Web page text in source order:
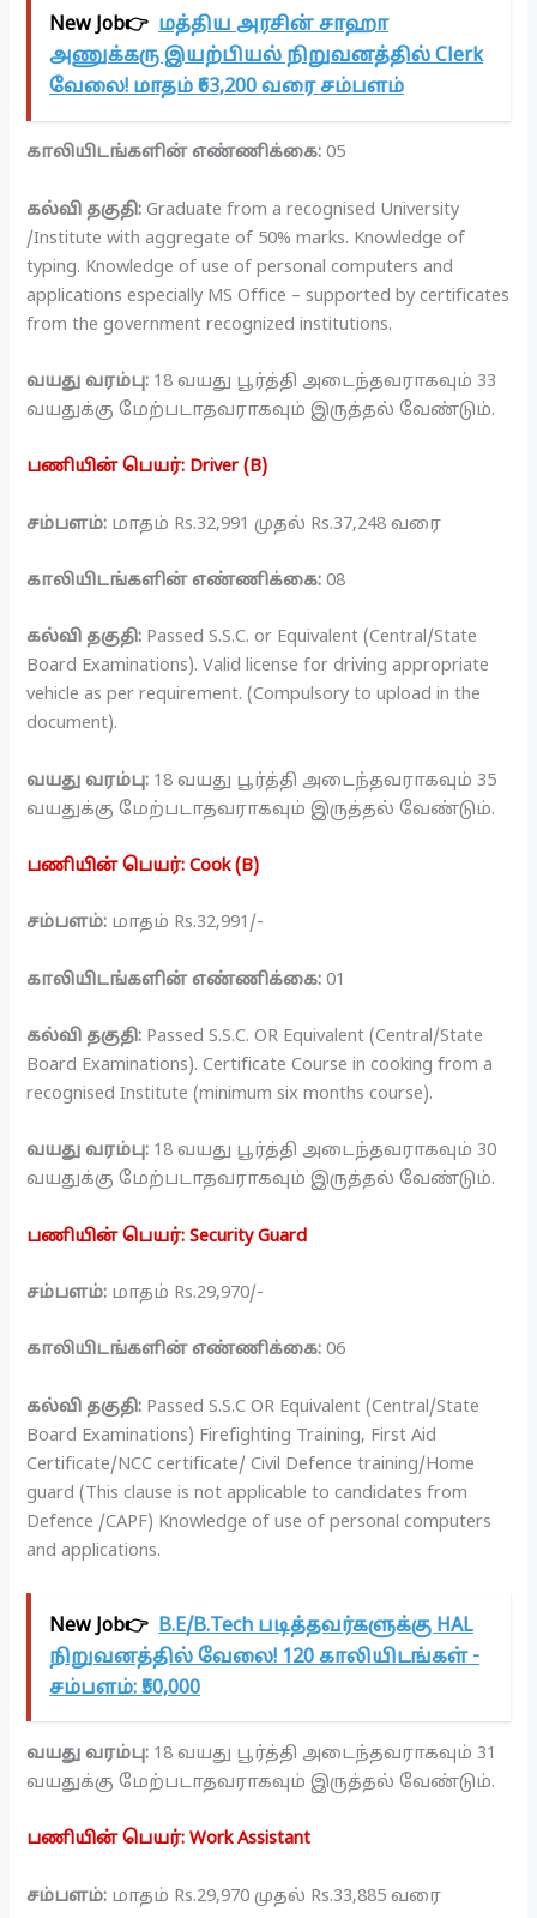
New Job👉 மத்திய அரசின் சாஹா
அணுக்கரு இயற்பியல் நிறுவனத்தில் Clerk
வேலை! மாதம் ₹63,200 வரை சம்பளம்
காலியிடங்களின் எண்ணிக்கை: 05
கல்வி தகுதி: Graduate from a recognised University
/Institute with aggregate of 50% marks. Knowledge of
typing. Knowledge of use of personal computers and
applications especially MS Office – supported by certificates
from the government recognized institutions.
வயது வரம்பு: 18 வயது பூர்த்தி அடைந்தவராகவும் 33
வயதுக்கு மேற்படாதவராகவும் இருத்தல் வேண்டும்.
பணியின் பெயர்: Driver (B)
சம்பளம்: மாதம் Rs.32,991 முதல் Rs.37,248 வரை
காலியிடங்களின் எண்ணிக்கை: 08
கல்வி தகுதி: Passed S.S.C. or Equivalent (Central/State
Board Examinations). Valid license for driving appropriate
vehicle as per requirement. (Compulsory to upload in the
document).
வயது வரம்பு: 18 வயது பூர்த்தி அடைந்தவராகவும் 35
வயதுக்கு மேற்படாதவராகவும் இருத்தல் வேண்டும்.
பணியின் பெயர்: Cook (B)
சம்பளம்: மாதம் Rs.32,991/-
காலியிடங்களின் எண்ணிக்கை: 01
கல்வி தகுதி: Passed S.S.C. OR Equivalent (Central/State
Board Examinations). Certificate Course in cooking from a
recognised Institute (minimum six months course).
வயது வரம்பு: 18 வயது பூர்த்தி அடைந்தவராகவும் 30
வயதுக்கு மேற்படாதவராகவும் இருத்தல் வேண்டும்.
பணியின் பெயர்: Security Guard
சம்பளம்: மாதம் Rs.29,970/-
காலியிடங்களின் எண்ணிக்கை: 06
கல்வி தகுதி: Passed S.S.C OR Equivalent (Central/State
Board Examinations) Firefighting Training, First Aid
Certificate/NCC certificate/ Civil Defence training/Home
guard (This clause is not applicable to candidates from
Defence /CAPF) Knowledge of use of personal computers
and applications.
New Job👉 B.E/B.Tech படித்தவர்களுக்கு HAL
நிறுவனத்தில் வேலை! 120 காலியிடங்கள் -
சம்பளம்: ₹50,000
வயது வரம்பு: 18 வயது பூர்த்தி அடைந்தவராகவும் 31
வயதுக்கு மேற்படாதவராகவும் இருத்தல் வேண்டும்.
பணியின் பெயர்: Work Assistant
சம்பளம்: மாதம் Rs.29,970 முதல் Rs.33,885 வரை